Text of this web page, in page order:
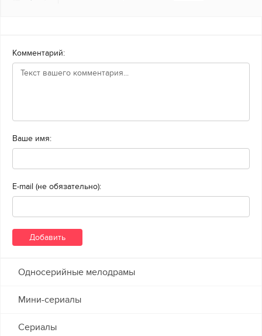
Комментарий:
Ваше имя:
E-mail (не обязательно):
Односерийные мелодрамы
Мини-сериалы
Сериалы